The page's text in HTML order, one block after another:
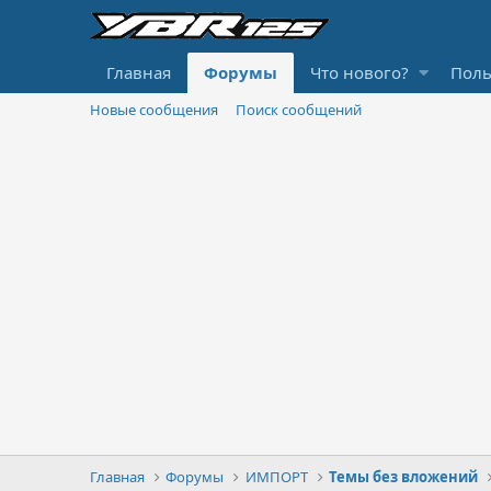
Главная Форумы Что нового?
Новые сообщения Поиск сообщений
Главная Форумы ИМПОРТ Темы без вложений